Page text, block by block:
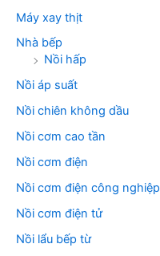
Máy xay thịt
Nhà bếp
Nồi hấp
Nồi áp suất
Nồi chiên không dầu
Nồi cơm cao tần
Nồi cơm điện
Nồi cơm điện công nghiệp
Nồi cơm điện tử
Nồi lẩu bếp từ